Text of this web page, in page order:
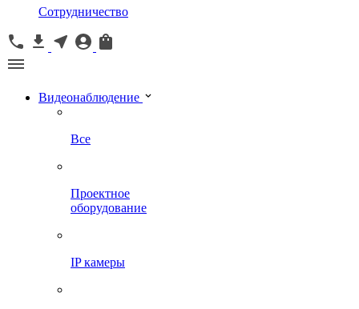
Сотрудничество
Видеонаблюдение
Все
Проектное
оборудование
IP камеры